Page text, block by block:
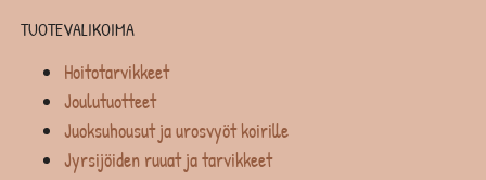
TUOTEVALIKOIMA
Hoitotarvikkeet
Joulutuotteet
Juoksuhousut ja urosvyöt koirille
Jyrsijöiden ruuat ja tarvikkeet